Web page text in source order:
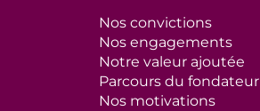
Nos convictions
Nos engagements
Notre valeur ajoutée
Parcours du fondateur
Nos motivations